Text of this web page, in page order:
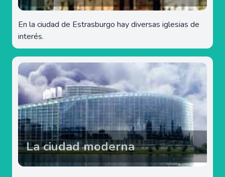
En la ciudad de Estrasburgo hay diversas iglesias de
interés.
La ciudad moderna